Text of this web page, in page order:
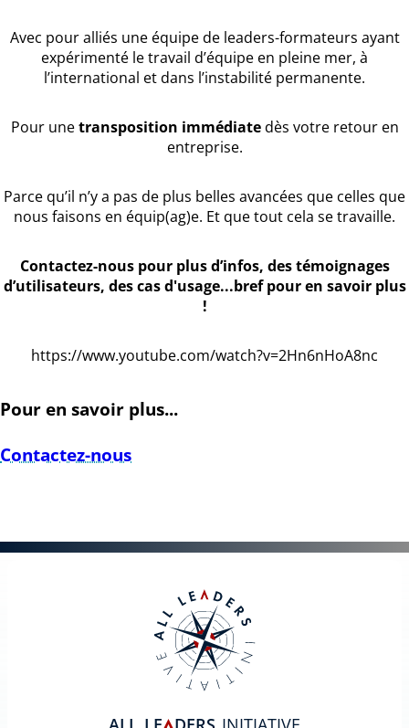
Avec pour alliés une équipe de leaders-formateurs ayant
expérimenté le travail d’équipe en pleine mer, à
l’international et dans l’instabilité permanente.
Pour unetransposition immédiatedès votre retour en
entreprise.
Parce qu’il n’y a pas de plus belles avancées que celles que
nous faisons en équip(ag)e. Et que tout cela se travaille.
Contactez-nous pour plus d’infos, des témoignages
d’utilisateurs, des cas d'usage...bref pour en savoir plus
!
https://www.youtube.com/watch?v=2Hn6nHoA8nc
Pour en savoir plus...
Contactez-nous